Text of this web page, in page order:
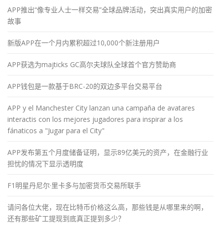
APP推出“像专业人士一样交易”全球品牌活动，突出真实用户的加密
故事
新版APP在一个月内累积超过10,000个新注册用户
APP获选为majticks GC高尔夫球队全球首个官方赞助商
APP钱包是一款基于BRC-20的双边多平台交易平台
APP y el Manchester City lanzan una campaña de avatares
interactis con los mejores jugadores para inspirar a los
fánaticos a "Jugar para el City"
APP发布第五个月度储备证明，显示89亿美元的资产，在金融行业
担忧的情况下显示透明度
F1明星丹尼尔·里卡多与加密货币交易所联手
请问各位大佬，现在比特币价格这么高，那些钱是从哪里来的啊，
还有那些矿工提现到底真正提到多少？